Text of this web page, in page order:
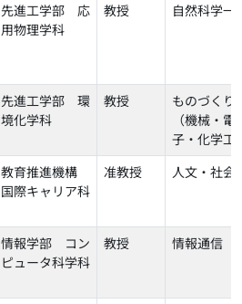
先進工学部 応
用物理学科
教授 自然科学一
先進工学部 環
境化学科
教授
ものづくり
（機械・電
子・化学工
教育推進機構
国際キャリア科
准教授 人文・社会
情報学部 コン
ピュータ科学科
教授 情報通信